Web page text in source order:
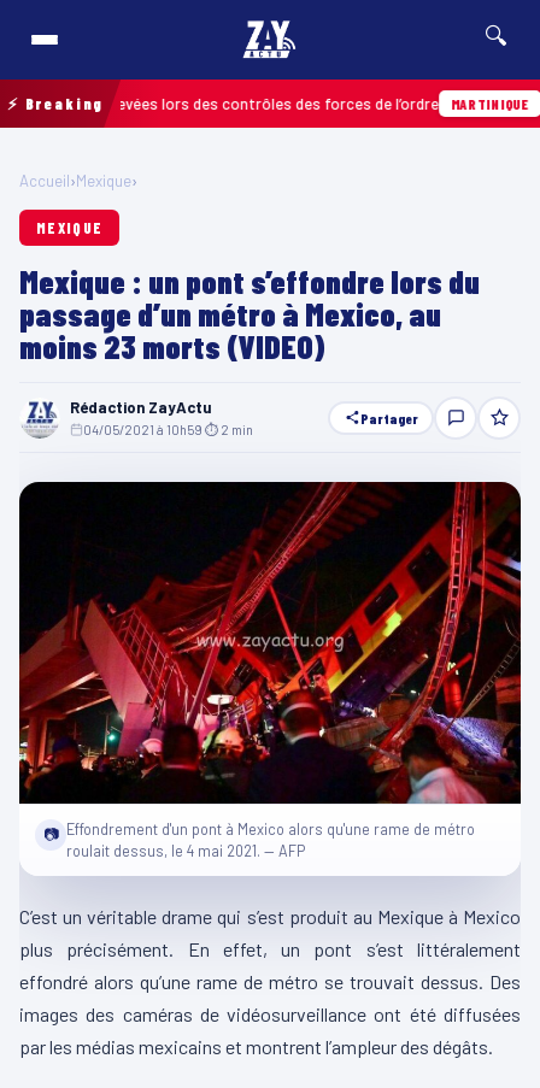
🔍
⚡ Breaking
relevées lors des contrôles des forces de l’ordre MARTINIQUE 04/
Accueil›Mexique›
MEXIQUE
Mexique : un pont s’effondre lors du
passage d’un métro à Mexico, au
moins 23 morts (VIDEO)
Rédaction ZayActu
04/05/2021 à 10h59 ⏱ 2 min
Partager
📷 Effondrement d'un pont à Mexico alors qu'une rame de métro
roulait dessus, le 4 mai 2021. — AFP
C’est un véritable drame qui s’est produit au Mexique à Mexico
plus précisément. En effet, un pont s’est littéralement
effondré alors qu’une rame de métro se trouvait dessus. Des
images des caméras de vidéosurveillance ont été diffusées
par les médias mexicains et montrent l’ampleur des dégâts.